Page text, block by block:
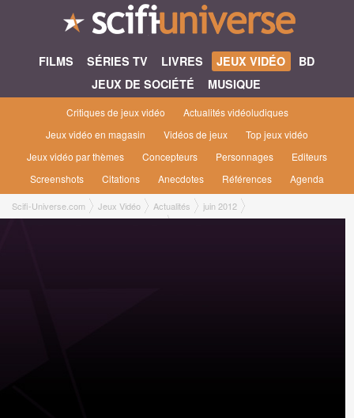
FILMS SÉRIES TV LIVRES JEUX VIDÉO
BD
JEUX DE SOCIÉTÉ
MUSIQUE
Critiques de jeux vidéo
Actualités vidéoludiques
Jeux vidéo en magasin
Vidéos de jeux
Top jeux vidéo
Jeux vidéo par thèmes
Concepteurs Personnages
Editeurs
Screenshots
Citations Anecdotes Références Agenda
Scifi-Universe.com Jeux Vidéo Actualités
juin 2012
Skyrim Dawnguard : clé bêta à gagner !